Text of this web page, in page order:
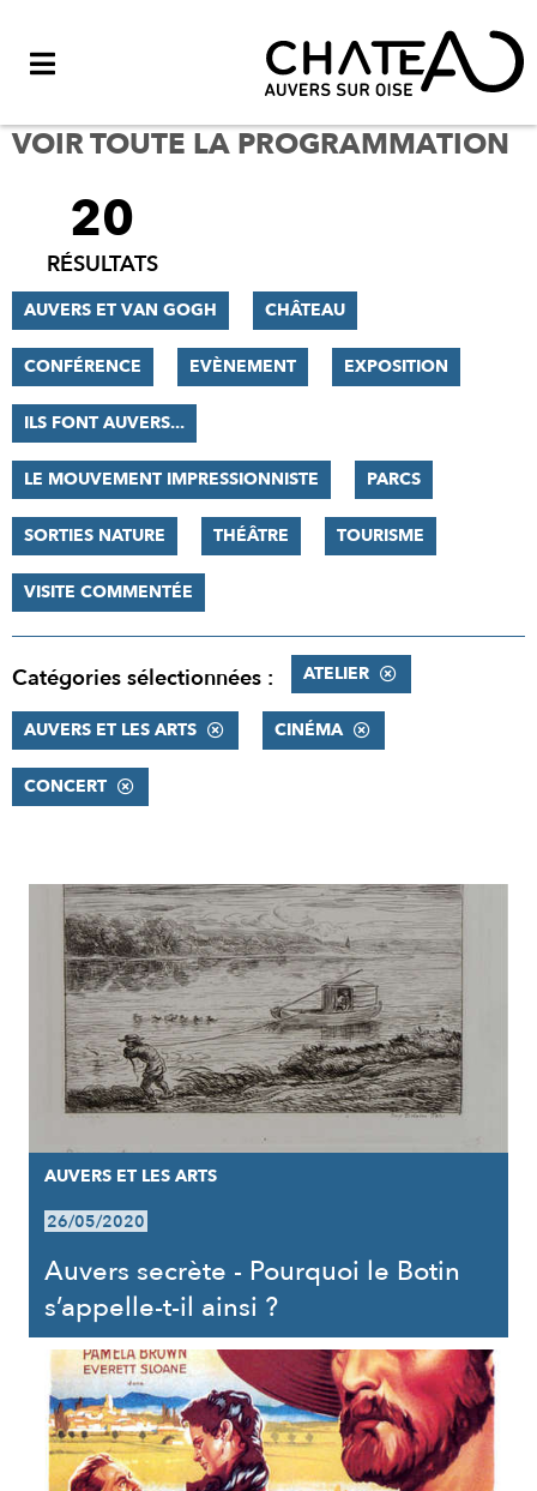
VOIR TOUTE LA PROGRAMMATION
FILTRER
RÉSULTATS
20
RÉSULTATS
AUVERS ET VAN GOGH CHÂTEAU
CONFÉRENCE EVÈNEMENT EXPOSITION
ILS FONT AUVERS...
LE MOUVEMENT IMPRESSIONNISTE PARCS
SORTIES NATURE THÉÂTRE TOURISME
VISITE COMMENTÉE
Catégories sélectionnées : ATELIER
AUVERS ET LES ARTS CINÉMA
CONCERT
RÉSULTATS
AUVERS ET LES ARTS
26/05/2020
Auvers secrète - Pourquoi le Botin
s’appelle-t-il ainsi ?